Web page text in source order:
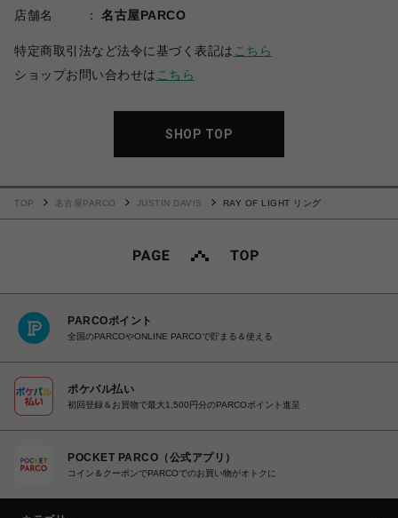
店舗名
名古屋PARCO
特定商取引法など法令に基づく表記は こちら
ショップお問い合わせは こちら
SHOP TOP
TOP 名古屋PARCO JUSTIN DAVIS RAY OF LIGHT リング
PARCOポイント
全国のPARCOやONLINE PARCOで貯まる＆使える
ポケパル払い
初回登録＆お買物で最大1,500円分のPARCOポイント進呈
POCKET PARCO（公式アプリ）
コイン＆クーポンでPARCOでのお買い物がオトクに